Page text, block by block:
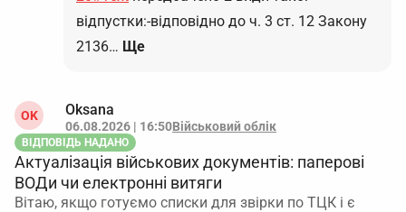
відпустки:-відповідно до ч. 3 ст. 12 Закону
2136… Ще
OK Oksana
06.08.2026 | 16:50Військовий облік
ВІДПОВІДЬ НАДАНО
Актуалізація військових документів: паперові
ВОДи чи електронні витяги
Вітаю, якщо готуємо списки для звірки по ТЦК і є